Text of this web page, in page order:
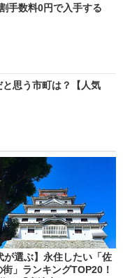
手数料0円で入手する
思う市町は？【人気
が選ぶ】永住したい「佐
」ランキングTOP20！